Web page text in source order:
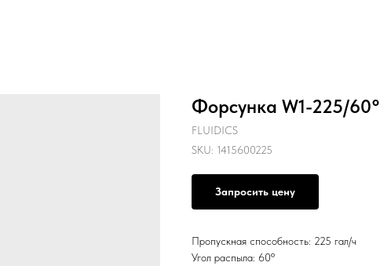
Форсунка W1-225/60°
FLUIDICS
SKU: 1415600225
Запросить цену
Пропускная способность: 225 гал/ч
Угол распыла: 60º